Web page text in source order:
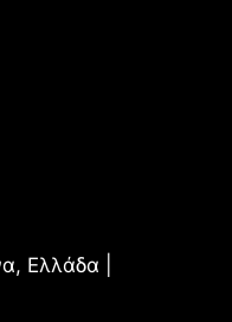
Ελλάδα |